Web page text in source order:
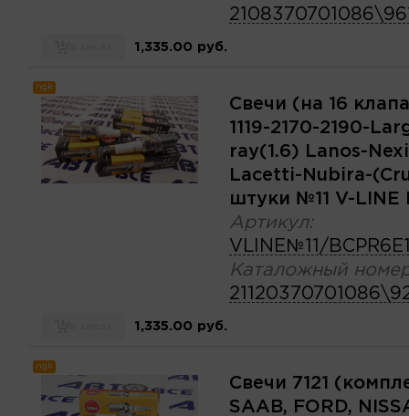
1,335.00 руб.
ngk
Свечи (на 16
1119-2170-2190-
ray(1.6) Lanos-
Lacetti-Nubira-
штуки №11 V-LINE
Артикул:
VLINE№11/
Каталожный
1,335.00 руб.
ngk
Свечи 7121
SAAB, FORD,